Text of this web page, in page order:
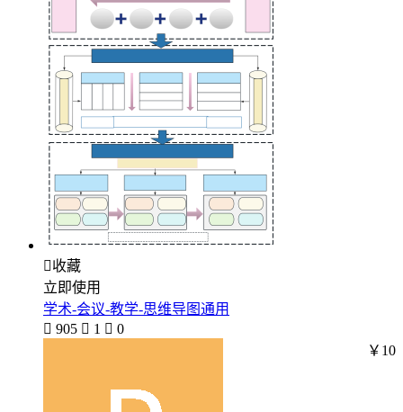
收藏
立即使用
学术-会议-教学-思维导图通用
 905  1  0
￥10